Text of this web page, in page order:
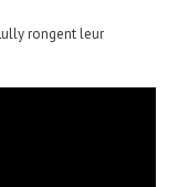
rongent leur